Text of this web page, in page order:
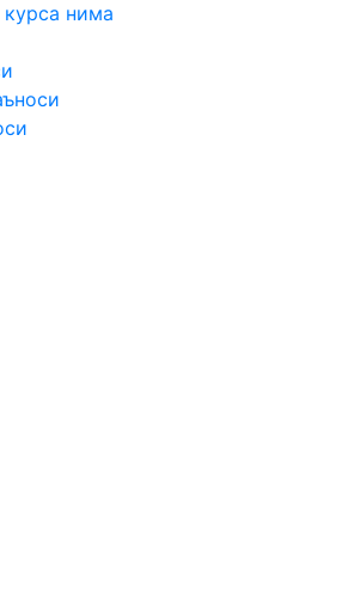
нима